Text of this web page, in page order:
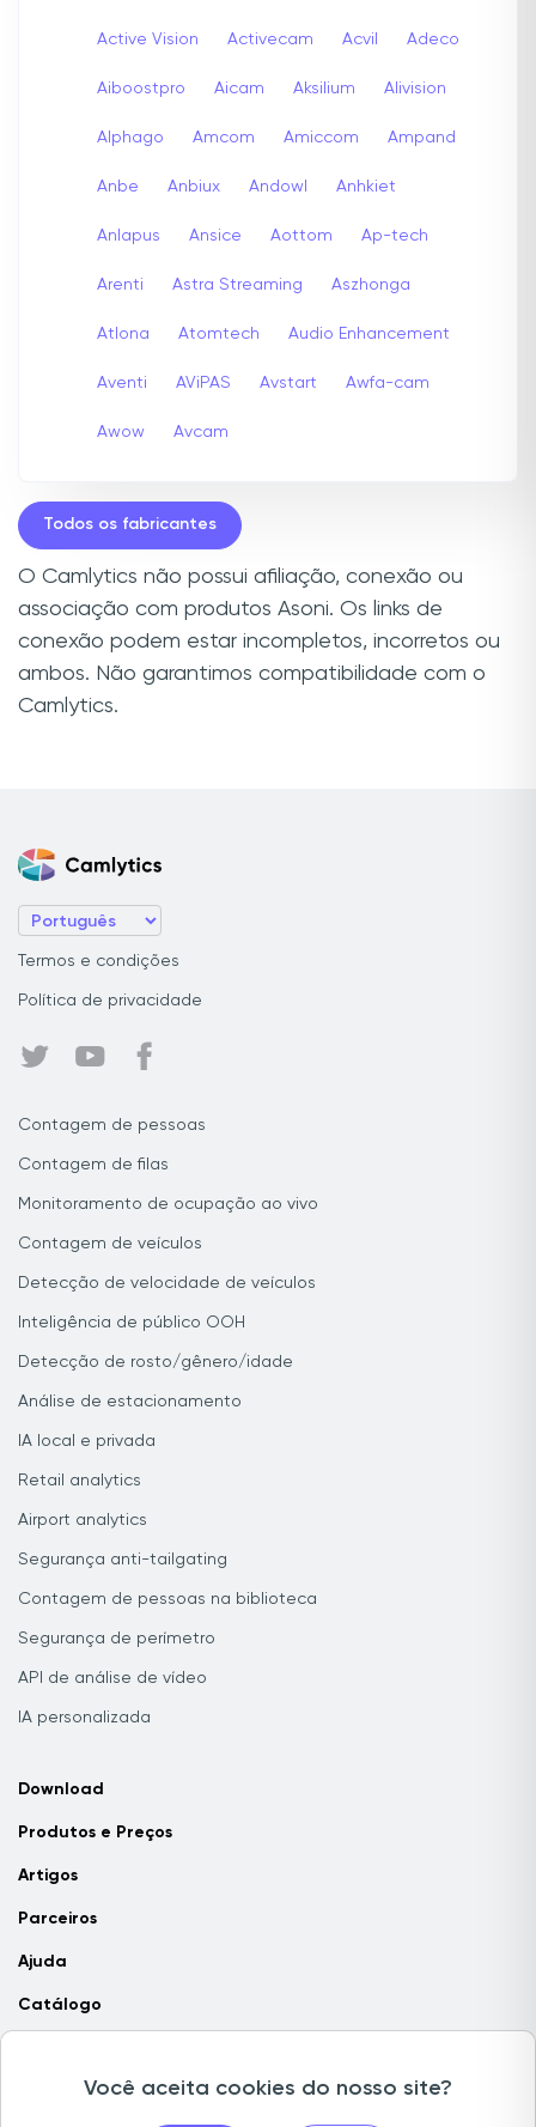
Active Vision Activecam Acvil Adeco
Aiboostpro Aicam Aksilium Alivision
Alphago Amcom Amiccom Ampand
Anbe Anbiux Andowl Anhkiet
Anlapus Ansice Aottom Ap-tech
Arenti Astra Streaming Aszhonga
Atlona Atomtech Audio Enhancement
Aventi AViPAS Avstart Awfa-cam
Awow Avcam
Todos os fabricantes
O Camlytics não possui afiliação, conexão ou
associação com produtos Asoni. Os links de
conexão podem estar incompletos, incorretos ou
ambos. Não garantimos compatibilidade com o
Camlytics.
Termos e condições
Política de privacidade
Contagem de pessoas
Contagem de filas
Monitoramento de ocupação ao vivo
Contagem de veículos
Detecção de velocidade de veículos
Inteligência de público OOH
Detecção de rosto/gênero/idade
Análise de estacionamento
IA local e privada
Retail analytics
Airport analytics
Segurança anti-tailgating
Contagem de pessoas na biblioteca
Segurança de perímetro
API de análise de vídeo
IA personalizada
Download
Produtos e Preços
Artigos
Parceiros
Ajuda
Catálogo
Você aceita cookies do nosso site?